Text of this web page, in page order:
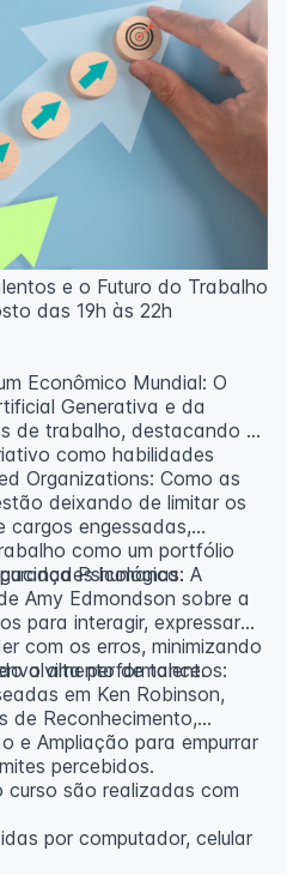
e o Futuro do Trabalho
das 19h às 22h
Econômico Mundial: O
Generativa e da
de trabalho, destacando o
como habilidades
Organizations: Como as
deixando de limitar os
cargos engessadas,
como um portfólio
humanas.
Psicológica: A
Amy Edmondson sobre a
para interagir, expressar
com os erros, minimizando
a alta performance.
de talentos:
em Ken Robinson,
de Reconhecimento,
e Ampliação para empurrar
percebidos.
são realizadas com
por computador, celular